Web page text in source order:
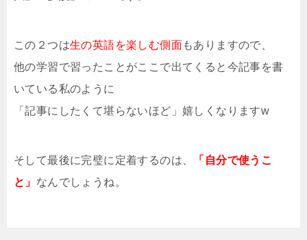
この２つは生の英語を楽しむ側面もありますので、
他の学習で習ったことがここで出てくると今記事を書
いている私のように
「記事にしたくて堪らないほど」嬉しくなりますw
そして最後に完璧に定着するのは、
「自分で使うこ
と」 なんでしょうね。